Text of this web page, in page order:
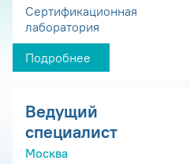
Сертификационная
лаборатория
Подробнее
Ведущий
специалист
Москва